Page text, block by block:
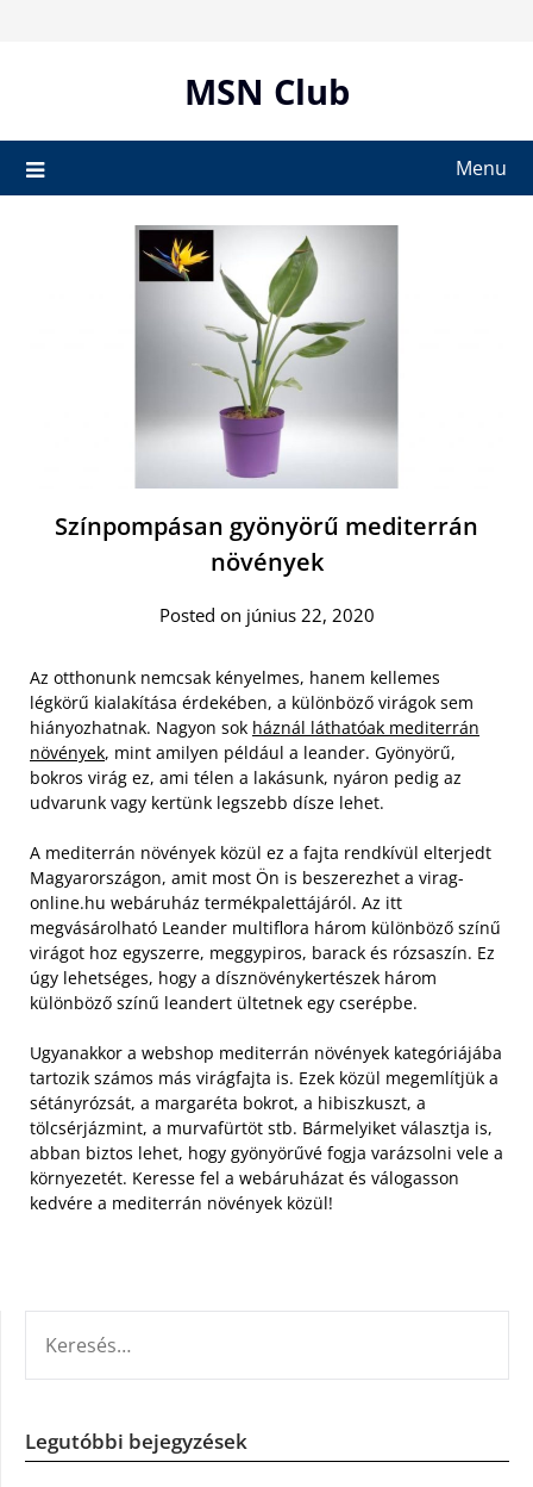
MSN Club
Menu
Színpompásan gyönyörű mediterrán
növények
Posted on június 22, 2020
Az otthonunk nemcsak kényelmes, hanem kellemes
légkörű kialakítása érdekében, a különböző virágok sem
hiányozhatnak. Nagyon sok háznál láthatóak mediterrán
növények, mint amilyen például a leander. Gyönyörű,
bokros virág ez, ami télen a lakásunk, nyáron pedig az
udvarunk vagy kertünk legszebb dísze lehet.
A mediterrán növények közül ez a fajta rendkívül elterjedt
Magyarországon, amit most Ön is beszerezhet a virag-
online.hu webáruház termékpalettájáról. Az itt
megvásárolható Leander multiflora három különböző színű
virágot hoz egyszerre, meggypiros, barack és rózsaszín. Ez
úgy lehetséges, hogy a dísznövénykertészek három
különböző színű leandert ültetnek egy cserépbe.
Ugyanakkor a webshop mediterrán növények kategóriájába
tartozik számos más virágfajta is. Ezek közül megemlítjük a
sétányrózsát, a margaréta bokrot, a hibiszkuszt, a
tölcsérjázmint, a murvafürtöt stb. Bármelyiket választja is,
abban biztos lehet, hogy gyönyörűvé fogja varázsolni vele a
környezetét. Keresse fel a webáruházat és válogasson
kedvére a mediterrán növények közül!
Legutóbbi bejegyzések